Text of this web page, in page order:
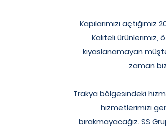
Kapılarımızı
Kaliteli ürünlerimiz,
kıyaslanamayan
zaman
Trakya bölgesindeki
hizmetlerimizi
bırakmayacağız. SS